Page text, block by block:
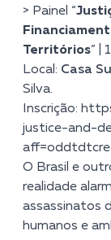
> Painel “
Territórios” |
Local: Casa
Silva.
Inscrição:
justice-and-
O Brasil e
realidade
assassinatos
humanos e